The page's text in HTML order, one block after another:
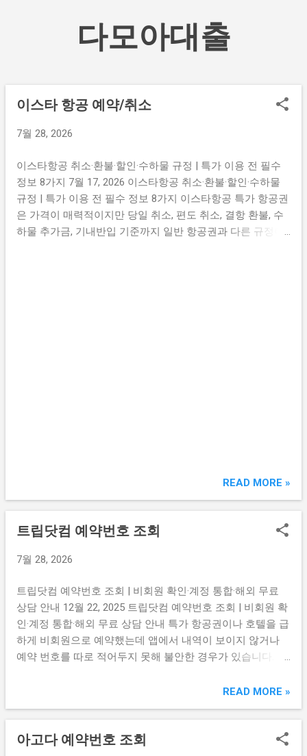
다모아대출
글이스타 항공 예약/취소
7월 28, 2026
이스타항공 취소·환불·할인·수하물 규정 | 특가 이용 전 필수
정보 8가지 7월 17, 2026 이스타항공 취소·환불·할인·수하물
규정 | 특가 이용 전 필수 정보 8가지 이스타항공 특가 항공권
은 가격이 매력적이지만 당일 취소, 편도 취소, 결항 환불, 수
하물 추가금, 기내반입 기준까지 일반 항공권과 다른 규정이
READ MORE »
트립닷컴 예약번호 조회
7월 28, 2026
트립닷컴 예약번호 조회 | 비회원 확인·계정 통합·해외 무료
상담 안내 12월 22, 2025 트립닷컴 예약번호 조회 | 비회원 확
인·계정 통합·해외 무료 상담 안내 특가 항공권이나 호텔을 급
하게 비회원으로 예약했는데 앱에서 내역이 보이지 않거나
예약 번호를 따로 적어두지 못해 불안한 경우가 있습니다. 트
코드를 받아 조회하는 방법이 있어 비회원도 간편하게 예약
내역을 확인할 수 있습니다. 비회원 예약 확인, 계정 통합, 해
외에서 무료로 상담받는 방법까지 아래 버튼에서 바로 확인
하세요. 트립닷컴 비회원 예약 조회 바로가기 → 항공권·호텔
READ MORE »
아고다 예약번호 조회